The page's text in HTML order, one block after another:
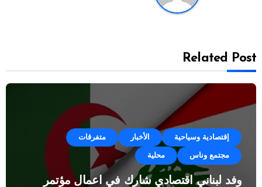
Related Post
إقتصادية وسياحية الأخبار متفرقات
مجتمع وناس محلية
وفد لبناني اقتصادي شارك في اعمال مؤتمر